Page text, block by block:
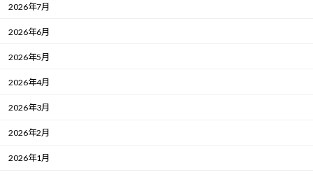
2026年7月
2026年6月
2026年5月
2026年4月
2026年3月
2026年2月
2026年1月